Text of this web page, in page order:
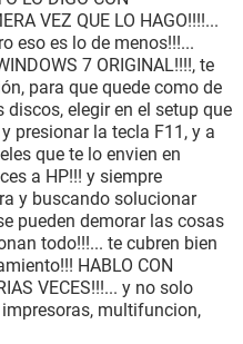
VEZ QUE LO HAGO!!!!...
eso es lo de menos!!!...
7 ORIGINAL!!!!, te
para que quede como de
elegir en el setup que
presionar la tecla F11, y a
que te lo envien en
a HP!!! y siempre
y buscando solucionar
pueden demorar las cosas
todo!!!... te cubren bien
HABLO CON
VECES!!!... y no solo
multifuncion,